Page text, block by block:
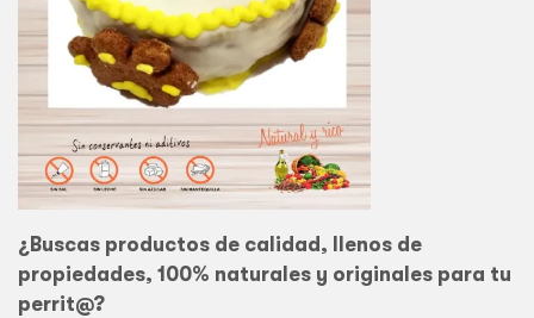
¿Buscas productos de calidad, llenos de
propiedades, 100% naturales y originales para tu
perrit@?